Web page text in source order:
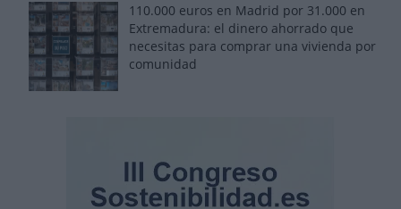
110.000 euros en Madrid por 31.000 en
Extremadura: el dinero ahorrado que
necesitas para comprar una vivienda por
comunidad